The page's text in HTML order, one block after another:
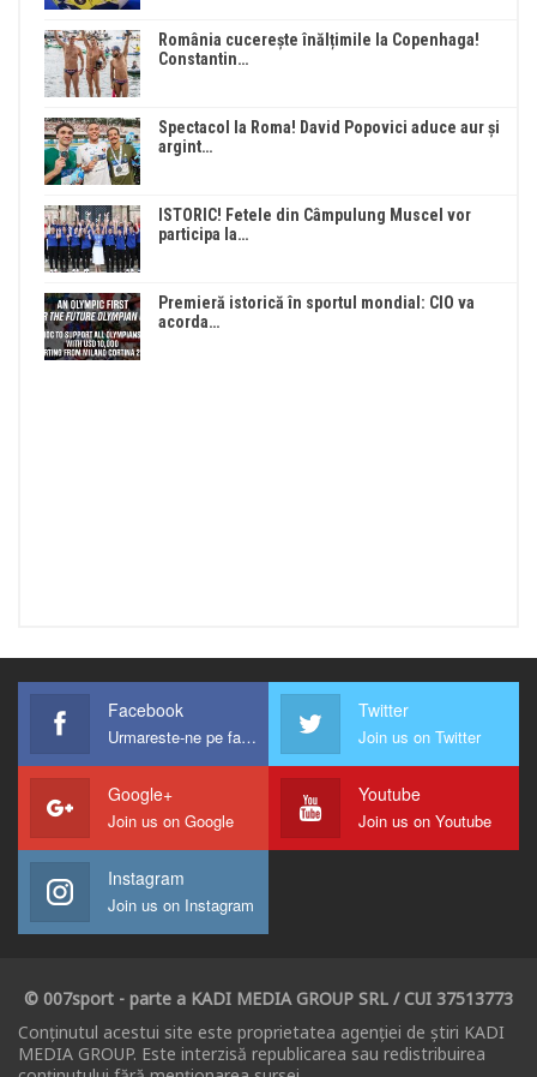
România cucerește înălțimile la Copenhaga!
Constantin…
Spectacol la Roma! David Popovici aduce aur și
argint…
ISTORIC! Fetele din Câmpulung Muscel vor
participa la…
Premieră istorică în sportul mondial: CIO va
acorda…
Facebook
Urmareste-ne pe facebook !
Twitter
Join us on Twitter
Google+
Join us on Google
Youtube
Join us on Youtube
Instagram
Join us on Instagram
© 007sport - parte a KADI MEDIA GROUP SRL / CUI 37513773
Conținutul acestui site este proprietatea agenției de știri KADI
MEDIA GROUP. Este interzisă republicarea sau redistribuirea